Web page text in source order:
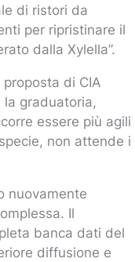
di ristori da
per ripristinare il
dalla Xylella”.
di CIA
la graduatoria,
essere più agili
non attende i
nuovamente
Il
banca dati del
diffusione e